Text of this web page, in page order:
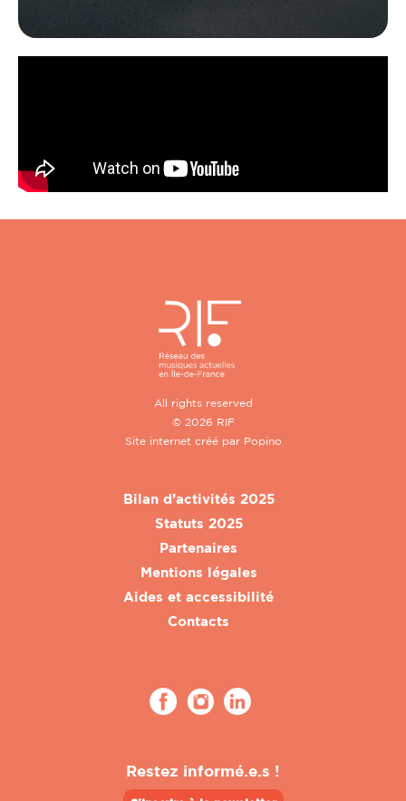
All rights reserved
© 2026 RIF
Site internet créé par Popino
Bilan d’activités 2025
Statuts 2025
Partenaires
Mentions légales
Aides et accessibilité
Contacts
Restez informé.e.s !